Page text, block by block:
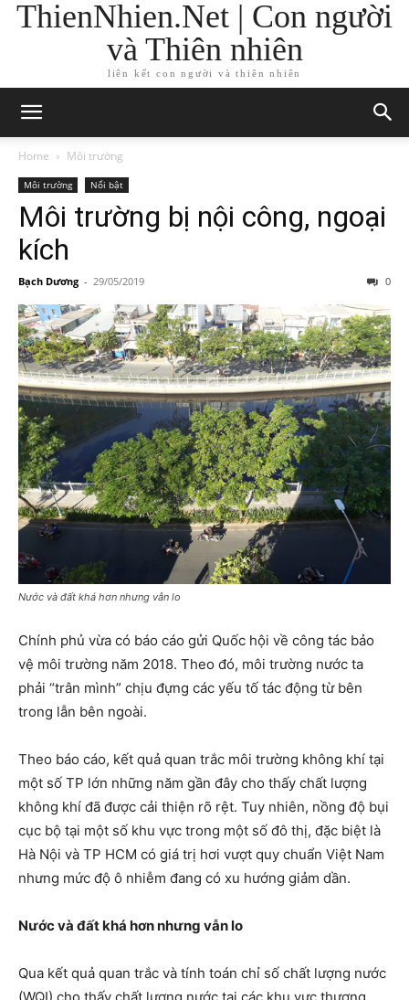
ThienNhien.Net | Con người
và Thiên nhiên
liên kết con người và thiên nhiên
Home Môi trường
Môi trường Nổi bật
Môi trường bị nội công, ngoại
kích
Bạch Dương - 29/05/2019 0
Nước và đất khá hơn nhưng vẫn lo
Chính phủ vừa có báo cáo gửi Quốc hội về công tác bảo
vệ môi trường năm 2018. Theo đó, môi trường nước ta
phải “trân mình” chịu đựng các yếu tố tác động từ bên
trong lẫn bên ngoài.
Theo báo cáo, kết quả quan trắc môi trường không khí tại
một số TP lớn những năm gần đây cho thấy chất lượng
không khí đã được cải thiện rõ rệt. Tuy nhiên, nồng độ bụi
cục bộ tại một số khu vực trong một số đô thị, đặc biệt là
Hà Nội và TP HCM có giá trị hơi vượt quy chuẩn Việt Nam
nhưng mức độ ô nhiễm đang có xu hướng giảm dần.
Nước và đất khá hơn nhưng vẫn lo
Qua kết quả quan trắc và tính toán chỉ số chất lượng nước